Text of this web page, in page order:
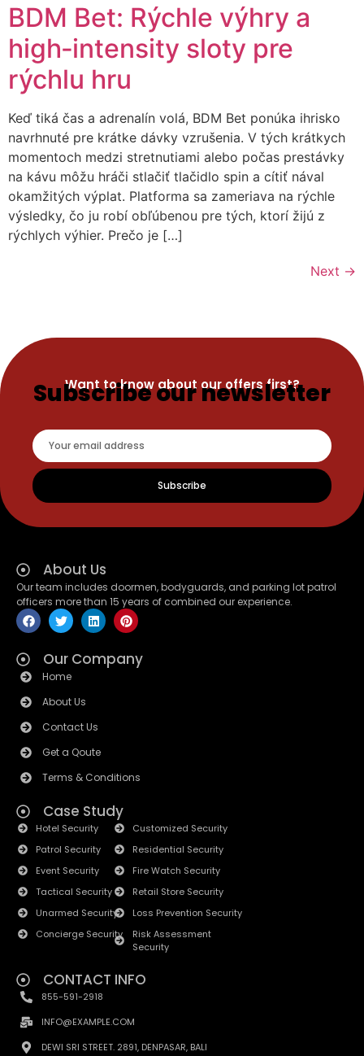
BDM Bet: Rýchle výhry a
high‑intensity sloty pre
rýchlu hru
Keď tiká čas a adrenalín volá, BDM Bet ponúka ihrisko
navrhnuté pre krátke dávky vzrušenia. V tých krátkych
momentoch medzi stretnutiami alebo počas prestávky
na kávu môžu hráči stlačiť tlačidlo spin a cítiť nával
okamžitých výplat. Platforma sa zameriava na rýchle
výsledky, čo ju robí obľúbenou pre tých, ktorí žijú z
rýchlych výhier. Prečo je […]
Next →
Want to know about our offers first?
Subscribe our newsletter
Subscribe
About Us
Our team includes doormen, bodyguards, and parking lot patrol
officers more than 15 years of combined our experience.
Our Company
Home
About Us
Contact Us
Get a Qoute
Terms & Conditions
Case Study
Hotel Security
Patrol Security
Event Security
Tactical Security
Unarmed Security
Concierge Security
Customized Security
Residential Security
Fire Watch Security
Retail Store Security
Loss Prevention Security
Risk Assessment
Security
CONTACT INFO
855-591-2918
INFO@EXAMPLE.COM
DEWI SRI STREET. 2891, DENPASAR, BALI